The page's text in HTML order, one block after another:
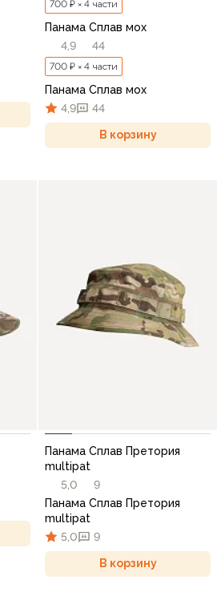
700 ₽ × 4 части
Панама Сплав мох
4,9
44
700 ₽ × 4 части
Панама Сплав мох
4,9
44
В корзину
Панама Сплав Претория
multipat
5,0
9
Панама Сплав Претория
multipat
5,0
9
В корзину